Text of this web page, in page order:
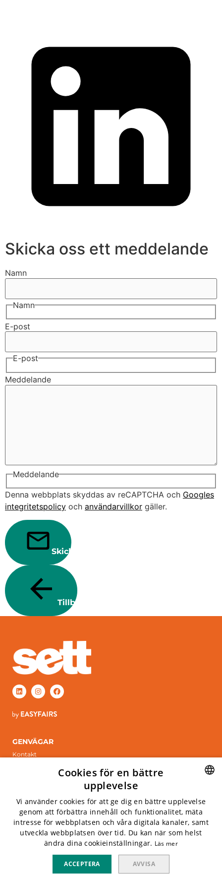
Skicka oss ett meddelande
Namn
Namn
E-post
E-post
Meddelande
Meddelande
Denna webbplats skyddas av reCAPTCHA och Googles
integritetspolicy och användarvillkor gäller.
Skicka
Tillbaka
GENVÄGAR
Kontakt
Onsdag 7 april, 2027
INFO
Kistamässan
Arne Beurlings Torg 5, 164 40 kista
Privacy policy
Whistlelink
ENGLISH
Cookies för en bättre
upplevelse
Vi använder cookies för att ge dig en bättre upplevelse
genom att förbättra innehåll och funktionalitet, mäta
intresse för webbplatsen och våra digitala kanaler, samt
utveckla webbplatsen över tid. Du kan när som helst
ändra dina cookieinställningar. Läs mer
ACCEPTERA AVVISA